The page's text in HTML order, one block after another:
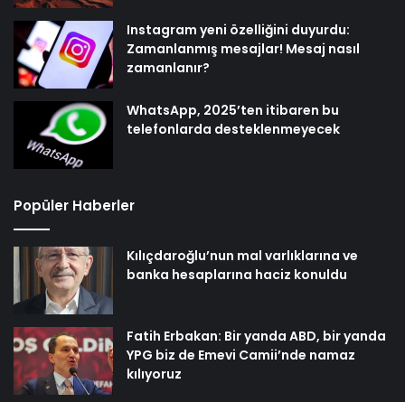
Instagram yeni özelliğini duyurdu:
Zamanlanmış mesajlar! Mesaj nasıl
zamanlanır?
WhatsApp, 2025’ten itibaren bu
telefonlarda desteklenmeyecek
Popüler Haberler
Kılıçdaroğlu’nun mal varlıklarına ve
banka hesaplarına haciz konuldu
Fatih Erbakan: Bir yanda ABD, bir yanda
YPG biz de Emevi Camii’nde namaz
kılıyoruz